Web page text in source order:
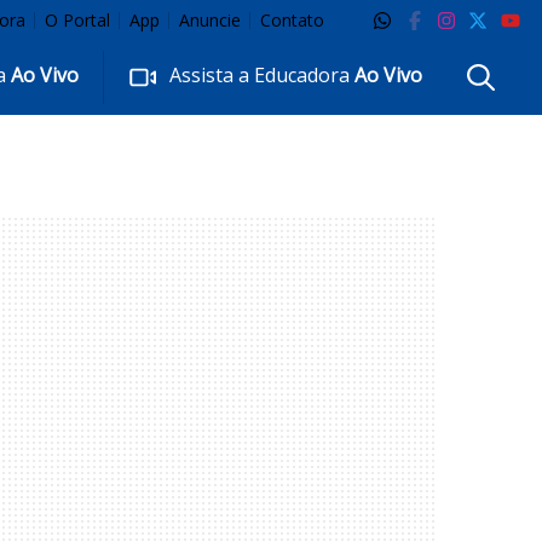
O Portal App Anuncie Contato
Ao Vivo Assista a EducadoraAo Vivo